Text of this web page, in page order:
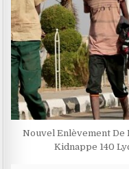
Nouvel Enlèvement De
Kidnappe 140